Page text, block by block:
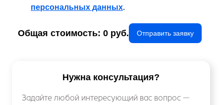
персональных данных.
Общая стоимость: 0 руб. Отправить заявку
Нужна консультация?
Задайте любой интересующий вас вопрос —